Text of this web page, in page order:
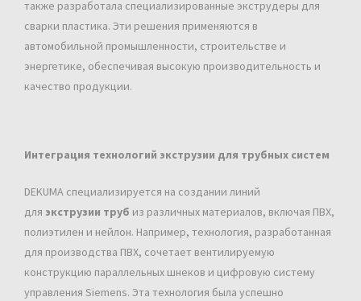
также разработала специализированные экструдеры для
сварки пластика. Эти решения применяются в
автомобильной промышленности, строительстве и
энергетике, обеспечивая высокую производительность и
качество продукции.
Интеграция технологий экструзии для трубных систем
DEKUMA специализируется на создании линий
для экструзии труб из различных материалов, включая ПВХ,
полиэтилен и нейлон. Например, технология, разработанная
для производства ПВХ, сочетает вентилируемую
конструкцию параллельных шнеков и цифровую систему
управления Siemens. Эта технология была успешно